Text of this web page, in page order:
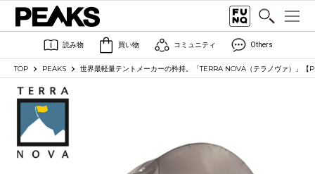
読み物 買い物 コミュニティ Others
TOP PEAKS 世界最軽量テントメーカーの矜持。「TERRA NOVA（テラノヴァ）」